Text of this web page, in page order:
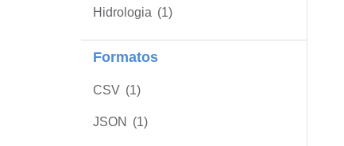
Hidrologia (1)
Formatos
CSV (1)
JSON (1)